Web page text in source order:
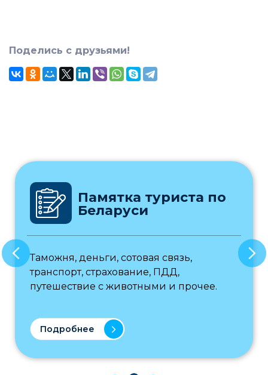
Поделись с друзьями!
Памятка туриста по
Беларуси
Таможня, деньги, сотовая связь,
транспорт, страхование, ПДД,
путешествие с животными и прочее.
Подробнее